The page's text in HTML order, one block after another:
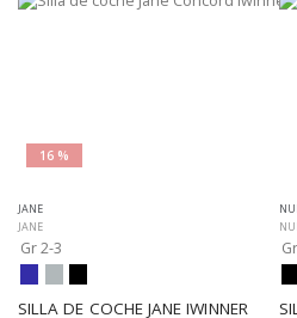
16 %
JANE
JANE
Gr 2-3
SILLA DE COCHE JANE IWINNER